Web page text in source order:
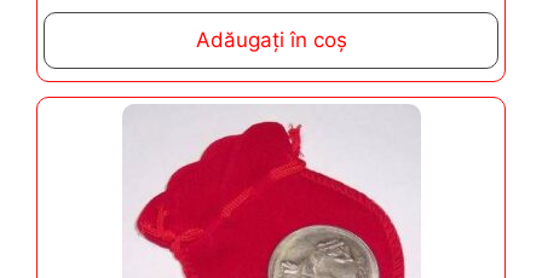
o
5
Adăugați în coș